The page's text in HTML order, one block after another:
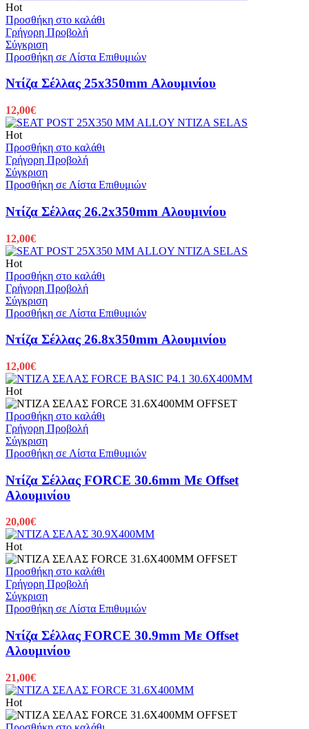
Hot
Προσθήκη στο καλάθι
Γρήγορη Προβολή
Σύγκριση
Προσθήκη σε Λίστα Επιθυμιών
Ντίζα Σέλλας 25x350mm Αλουμινίου
12,00€
Hot
Προσθήκη στο καλάθι
Γρήγορη Προβολή
Σύγκριση
Προσθήκη σε Λίστα Επιθυμιών
Ντίζα Σέλλας 26.2x350mm Αλουμινίου
12,00€
Hot
Προσθήκη στο καλάθι
Γρήγορη Προβολή
Σύγκριση
Προσθήκη σε Λίστα Επιθυμιών
Ντίζα Σέλλας 26.8x350mm Αλουμινίου
12,00€
Hot
Προσθήκη στο καλάθι
Γρήγορη Προβολή
Σύγκριση
Προσθήκη σε Λίστα Επιθυμιών
Ντίζα Σέλλας FORCE 30.6mm Με Offset
Αλουμινίου
20,00€
Hot
Προσθήκη στο καλάθι
Γρήγορη Προβολή
Σύγκριση
Προσθήκη σε Λίστα Επιθυμιών
Ντίζα Σέλλας FORCE 30.9mm Με Offset
Αλουμινίου
21,00€
Hot